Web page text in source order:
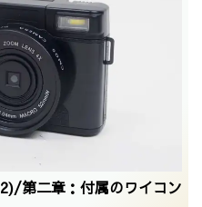
第二章：付属のワイコン